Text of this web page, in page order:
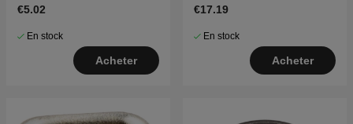
€5.02
En stock
Acheter
346XP
€17.19
En stock
Acheter